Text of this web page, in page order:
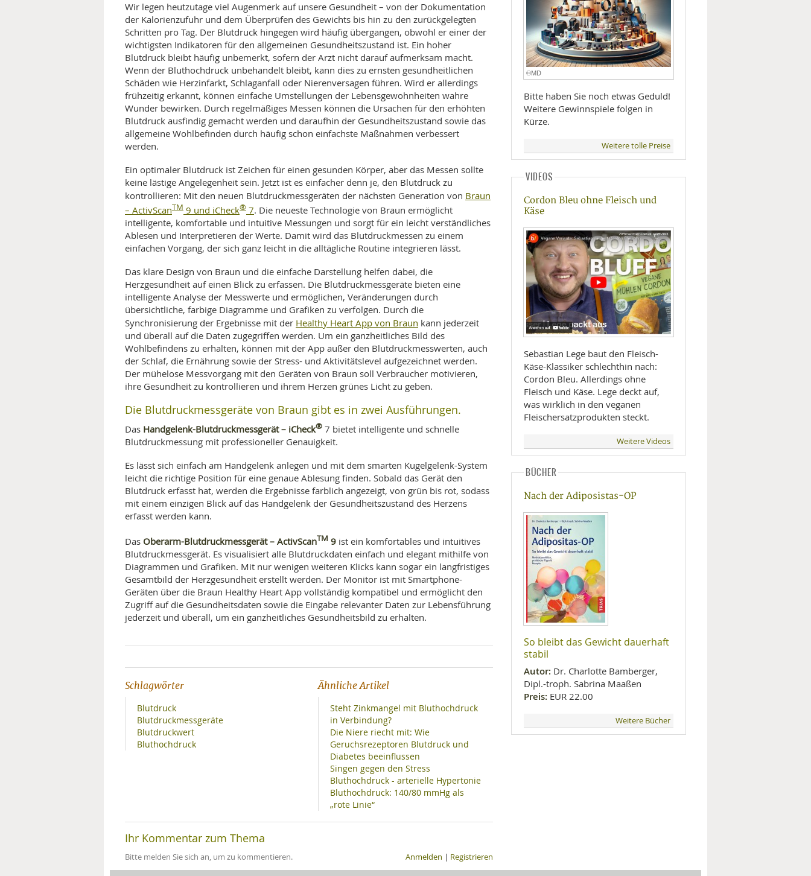
Wir legen heutzutage viel Augenmerk auf unsere Gesundheit – von der Dokumentation
der Kalorienzufuhr und dem Überprüfen des Gewichts bis hin zu den zurückgelegten
Schritten pro Tag. Der Blutdruck hingegen wird häufig übergangen, obwohl er einer der
wichtigsten Indikatoren für den allgemeinen Gesundheitszustand ist. Ein hoher
Blutdruck bleibt häufig unbemerkt, sofern der Arzt nicht darauf aufmerksam macht.
Wenn der Bluthochdruck unbehandelt bleibt, kann dies zu ernsten gesundheitlichen
Schäden wie Herzinfarkt, Schlaganfall oder Nierenversagen führen. Wird er allerdings
frühzeitig erkannt, können einfache Umstellungen der Lebensgewohnheiten wahre
Wunder bewirken. Durch regelmäßiges Messen können die Ursachen für den erhöhten
Blutdruck ausfindig gemacht werden und daraufhin der Gesundheitszustand sowie das
allgemeine Wohlbefinden durch häufig schon einfachste Maßnahmen verbessert
werden.
Ein optimaler Blutdruck ist Zeichen für einen gesunden Körper, aber das Messen sollte
keine lästige Angelegenheit sein. Jetzt ist es einfacher denn je, den Blutdruck zu
kontrollieren: Mit den neuen Blutdruckmessgeräten der nächsten Generation von Braun
– ActivScanTM 9 und iCheck® 7. Die neueste Technologie von Braun ermöglicht
intelligente, komfortable und intuitive Messungen und sorgt für ein leicht verständliches
Ablesen und Interpretieren der Werte. Damit wird das Blutdruckmessen zu einem
einfachen Vorgang, der sich ganz leicht in die alltägliche Routine integrieren lässt.
Das klare Design von Braun und die einfache Darstellung helfen dabei, die
Herzgesundheit auf einen Blick zu erfassen. Die Blutdruckmessgeräte bieten eine
intelligente Analyse der Messwerte und ermöglichen, Veränderungen durch
übersichtliche, farbige Diagramme und Grafiken zu verfolgen. Durch die
Synchronisierung der Ergebnisse mit der Healthy Heart App von Braun kann jederzeit
und überall auf die Daten zugegriffen werden. Um ein ganzheitliches Bild des
Wohlbefindens zu erhalten, können mit der App außer den Blutdruckmesswerten, auch
der Schlaf, die Ernährung sowie der Stress- und Aktivitätslevel aufgezeichnet werden.
Der mühelose Messvorgang mit den Geräten von Braun soll Verbraucher motivieren,
ihre Gesundheit zu kontrollieren und ihrem Herzen grünes Licht zu geben.
Die Blutdruckmessgeräte von Braun gibt es in zwei Ausführungen.
Das Handgelenk-Blutdruckmessgerät – iCheck® 7 bietet intelligente und schnelle
Blutdruckmessung mit professioneller Genauigkeit.
Es lässt sich einfach am Handgelenk anlegen und mit dem smarten Kugelgelenk-System
leicht die richtige Position für eine genaue Ablesung finden. Sobald das Gerät den
Blutdruck erfasst hat, werden die Ergebnisse farblich angezeigt, von grün bis rot, sodass
mit einem einzigen Blick auf das Handgelenk der Gesundheitszustand des Herzens
erfasst werden kann.
Das Oberarm-Blutdruckmessgerät – ActivScanTM 9 ist ein komfortables und intuitives
Blutdruckmessgerät. Es visualisiert alle Blutdruckdaten einfach und elegant mithilfe von
Diagrammen und Grafiken. Mit nur wenigen weiteren Klicks kann sogar ein langfristiges
Gesamtbild der Herzgesundheit erstellt werden. Der Monitor ist mit Smartphone-
Geräten über die Braun Healthy Heart App vollständig kompatibel und ermöglicht den
Zugriff auf die Gesundheitsdaten sowie die Eingabe relevanter Daten zur Lebensführung
jederzeit und überall, um ein ganzheitliches Gesundheitsbild zu erhalten.
Schlagwörter
Blutdruck
Blutdruckmessgeräte
Blutdruckwert
Bluthochdruck
Ähnliche Artikel
Steht Zinkmangel mit Bluthochdruck
in Verbindung?
Die Niere riecht mit: Wie
Geruchsrezeptoren Blutdruck und
Diabetes beeinflussen
Singen gegen den Stress
Bluthochdruck - arterielle Hypertonie
Bluthochdruck: 140/80 mmHg als
„rote Linie“
Ihr Kommentar zum Thema
Bitte melden Sie sich an, um zu kommentieren. Anmelden | Registrieren
©MD
Bitte haben Sie noch etwas Geduld!
Weitere Gewinnspiele folgen in
Kürze.
Weitere tolle Preise
VIDEOS
Cordon Bleu ohne Fleisch und
Käse
Sebastian Lege baut den Fleisch-
Käse-Klassiker schlechthin nach:
Cordon Bleu. Allerdings ohne
Fleisch und Käse. Lege deckt auf,
was wirklich in den veganen
Fleischersatzprodukten steckt.
Weitere Videos
BÜCHER
Nach der Adiposistas-OP
So bleibt das Gewicht dauerhaft
stabil
Autor: Dr. Charlotte Bamberger,
Dipl.-troph. Sabrina Maaßen
Preis: EUR 22.00
Weitere Bücher